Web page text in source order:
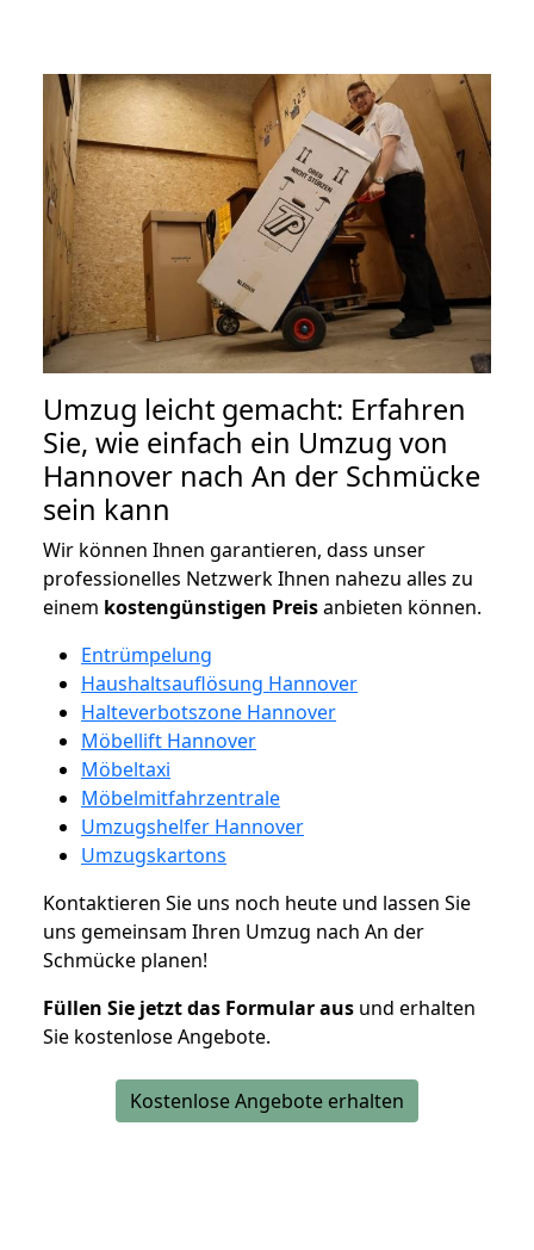
Umzug leicht gemacht: Erfahren
Sie, wie einfach ein Umzug von
Hannover nach An der Schmücke
sein kann
Wir können Ihnen garantieren, dass unser
professionelles Netzwerk Ihnen nahezu alles zu
einem kostengünstigen Preisanbieten können.
Entrümpelung
Haushaltsauflösung Hannover
Halteverbotszone Hannover
Möbellift Hannover
Möbeltaxi
Möbelmitfahrzentrale
Umzugshelfer Hannover
Umzugskartons
Kontaktieren Sie uns noch heute und lassen Sie
uns gemeinsam Ihren Umzug nach An der
Schmücke planen!
Füllen Sie jetzt das Formular aus und erhalten
Sie kostenlose Angebote.
Kostenlose Angebote erhalten